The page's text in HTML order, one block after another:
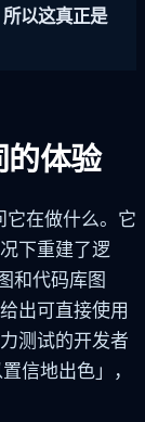
以这真正是
体验
它在做什么。它
下重建了逻
和代码库图
出可直接使用
测试的开发者
信地出色」，